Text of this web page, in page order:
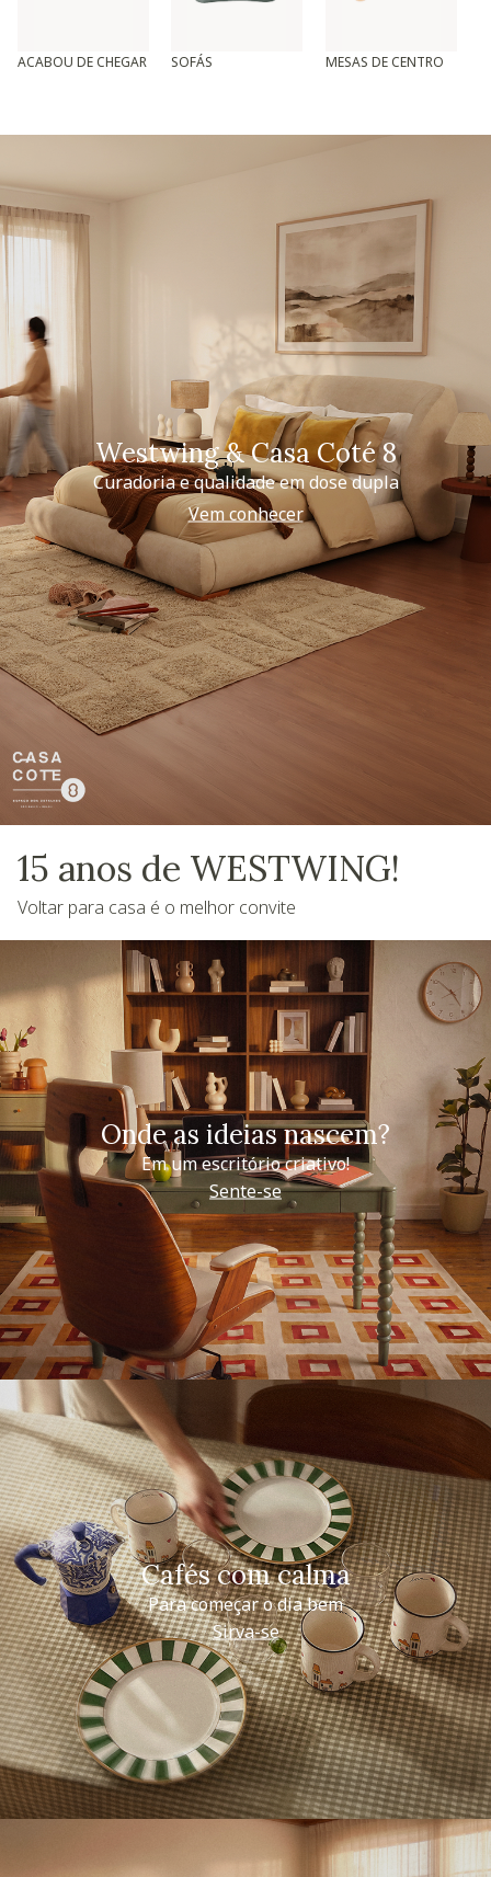
ACABOU DE CHEGAR SOFÁS MESAS DE CENTRO
Westwing & Casa Coté 8
Curadoria e qualidade em dose dupla
Vem conhecer
15 anos de WESTWING!
Voltar para casa é o melhor convite
Onde as ideias nascem?
Em um escritório criativo!
Sente-se
Cafés com calma
Para começar o dia bem
Sirva-se